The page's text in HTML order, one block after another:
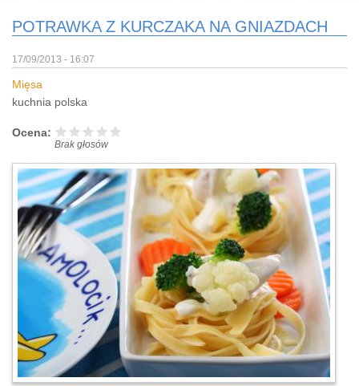
POTRAWKA Z KURCZAKA NA GNIAZDACH
17/09/2013 - 16:07
Mięsa
kuchnia polska
Ocena:
Brak głosów